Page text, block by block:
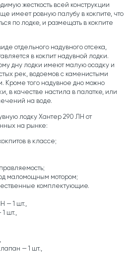
жесткость всей конструкции
имеет ровную палубу в кокпите, что
по лодке, и размещать в кокпите
отдельного надувного отсека,
в кокпит надувной лодки.
дну лодки имеют малую осадку и
рек, водоемов с каменистыми
Кроме того надувное дно можно
в качестве настила в палатке, или
на воде.
лодку Хантер 290 ЛН от
на рынке:
в классе;
маломощным мотором;
комплектующие.
— 1 шт.,
шт.,
— 1 шт.,